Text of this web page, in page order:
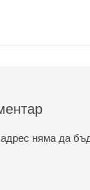
няма да